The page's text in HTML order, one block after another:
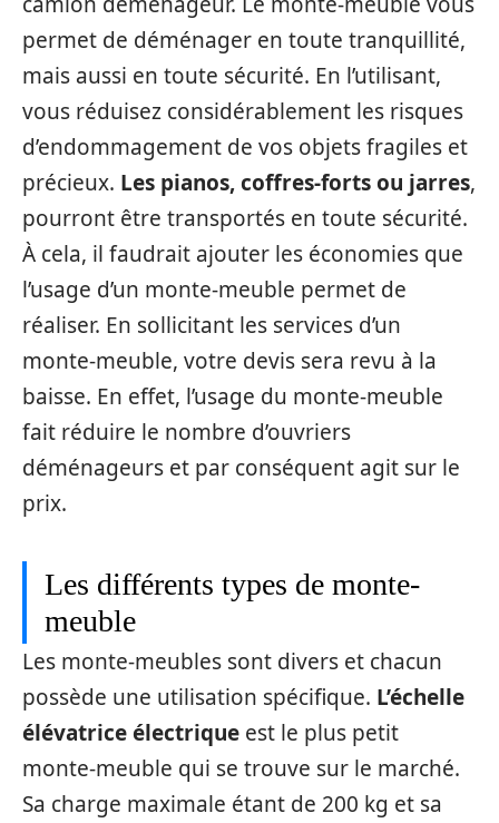
permet de déménager en toute tranquillité,
mais aussi en toute sécurité. En l’utilisant,
vous réduisez considérablement les risques
d’endommagement de vos objets fragiles et
précieux. Les pianos, coffres-forts ou jarres,
pourront être transportés en toute sécurité.
À cela, il faudrait ajouter les économies que
l’usage d’un monte-meuble permet de
réaliser. En sollicitant les services d’un
monte-meuble, votre devis sera revu à la
baisse. En effet, l’usage du monte-meuble
fait réduire le nombre d’ouvriers
déménageurs et par conséquent agit sur le
prix.
Les différents types de monte-
meuble
Les monte-meubles sont divers et chacun
possède une utilisation spécifique. L’échelle
élévatrice électrique est le plus petit
monte-meuble qui se trouve sur le marché.
Sa charge maximale étant de 200 kg et sa